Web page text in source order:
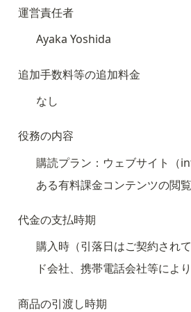
運営責任者
Ayaka Yoshida
追加手数料等の追加料金
なし
役務の内容
購読プラン：ウェブサイト（
ある有料課金コンテンツの閲
代金の支払時期
購入時（引落日はご契約され
ド会社、携帯電話会社等によ
商品の引渡し時期